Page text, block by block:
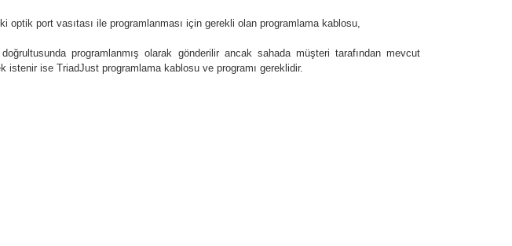
optik port vasıtası ile programlanması için gerekli olan programlama kablosu,
programlanmış olarak gönderilir ancak sahada müşteri tarafından mevcut
istenir ise TriadJust programlama kablosu ve programı gereklidir.